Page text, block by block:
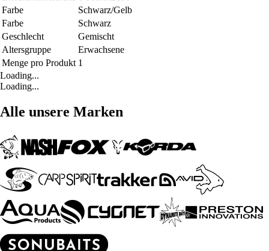
Farbe
Schwarz/Gelb
Farbe
Schwarz
Geschlecht
Gemischt
Altersgruppe
Erwachsene
Menge pro Produkt 1
Loading...
Loading...
Alle unsere Marken